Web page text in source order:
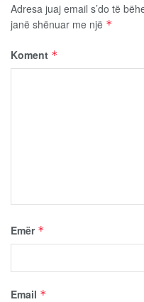
Adresa juaj email s’do të
janë shënuar me një *
Koment *
Emër *
Email *